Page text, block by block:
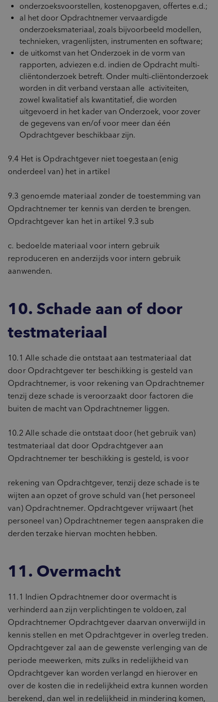
onderzoeksvoorstellen, kostenopgaven, offertes e.d.;
al het door Opdrachtnemer vervaardigde
onderzoeksmateriaal, zoals bijvoorbeeld modellen,
technieken, vragenlijsten, instrumenten en software;
de uitkomst van het Onderzoek in de vorm van
rapporten, adviezen e.d. indien de Opdracht multi-
cliëntonderzoek betreft. Onder multi-cliëntonderzoek
worden in dit verband verstaan alle activiteiten,
zowel kwalitatief als kwantitatief, die worden
uitgevoerd in het kader van Onderzoek, voor zover
de gegevens van en/of voor meer dan één
Opdrachtgever beschikbaar zijn.
9.4 Het is Opdrachtgever niet toegestaan (enig
onderdeel van) het in artikel
9.3 genoemde materiaal zonder de toestemming van
Opdrachtnemer ter kennis van derden te brengen.
Opdrachtgever kan het in artikel 9.3 sub
c. bedoelde materiaal voor intern gebruik
reproduceren en anderzijds voor intern gebruik
aanwenden.
10. Schade aan of door
testmateriaal
10.1 Alle schade die ontstaat aan testmateriaal dat
door Opdrachtgever ter beschikking is gesteld van
Opdrachtnemer, is voor rekening van Opdrachtnemer
tenzij deze schade is veroorzaakt door factoren die
buiten de macht van Opdrachtnemer liggen.
10.2 Alle schade die ontstaat door (het gebruik van)
testmateriaal dat door Opdrachtgever aan
Opdrachtnemer ter beschikking is gesteld, is voor
rekening van Opdrachtgever, tenzij deze schade is te
wijten aan opzet of grove schuld van (het personeel
van) Opdrachtnemer. Opdrachtgever vrijwaart (het
personeel van) Opdrachtnemer tegen aanspraken die
derden terzake hiervan mochten hebben.
11. Overmacht
11.1 Indien Opdrachtnemer door overmacht is
verhinderd aan zijn verplichtingen te voldoen, zal
Opdrachtnemer Opdrachtgever daarvan onverwijld in
kennis stellen en met Opdrachtgever in overleg treden.
Opdrachtgever zal aan de gewenste verlenging van de
periode meewerken, mits zulks in redelijkheid van
Opdrachtgever kan worden verlangd en hierover en
over de kosten die in redelijkheid extra kunnen worden
berekend, dan wel in redelijkheid in mindering komen,